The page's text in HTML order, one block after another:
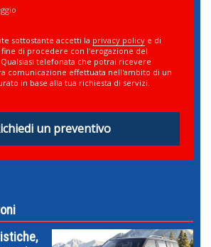
sottostante accetti la privacy policy e di
di procedere con l'erogazione del
telefonata che potrai ricevere
comunicazione effettuata nell'ambito di un
in base alla tua richiesta di servizi.
un preventivo